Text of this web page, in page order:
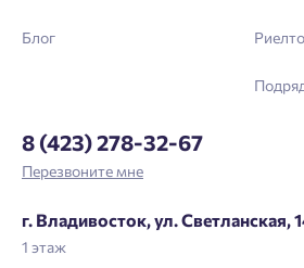
Блог
8 (423) 278-32-67
Перезвоните мне
г. Владивосток, ул. Светланская,
1 этаж